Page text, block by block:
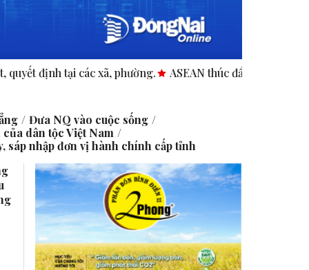
phường. ASEAN thúc đẩy bình đẳng giới trong kinh
Đưa NQ vào cuộc sống
dân tộc Việt Nam
sáp nhập đơn vị hành chính cấp tỉnh